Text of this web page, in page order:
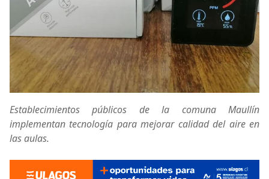
Establecimientos públicos de la comuna Maullín
implementan tecnología para mejorar calidad del aire en
las aulas.